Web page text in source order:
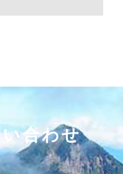
合わせ